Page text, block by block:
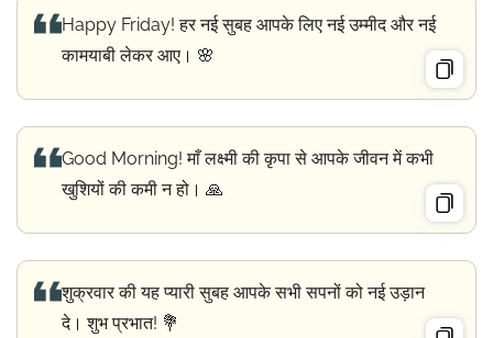
Happy Friday! हर नई सुबह आपके लिए नई उम्मीद और नई
कामयाबी लेकर आए। 🌸
Good Morning! माँ लक्ष्मी की कृपा से आपके जीवन में कभी
खुशियों की कमी न हो। 🙏
शुक्रवार की यह प्यारी सुबह आपके सभी सपनों को नई उड़ान
दे। शुभ प्रभात! 💐